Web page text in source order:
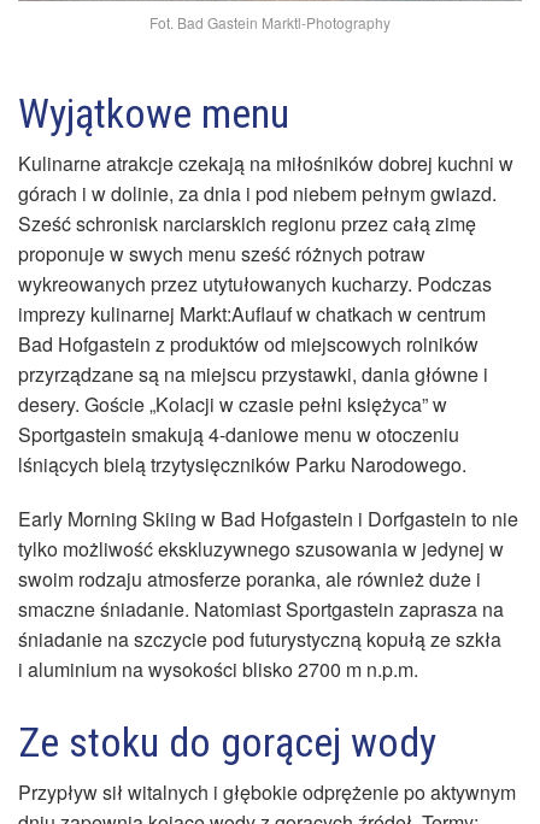
Fot. Bad Gastein Marktl-Photography
Wyjątkowe menu
Kulinarne atrakcje czekają na miłośników dobrej kuchni w
górach i w dolinie, za dnia i pod niebem pełnym gwiazd.
Sześć schronisk narciarskich regionu przez całą zimę
proponuje w swych menu sześć różnych potraw
wykreowanych przez utytułowanych kucharzy. Podczas
imprezy kulinarnej Markt:Auflauf w chatkach w centrum
Bad Hofgastein z produktów od miejscowych rolników
przyrządzane są na miejscu przystawki, dania główne i
desery. Goście „Kolacji w czasie pełni księżyca” w
Sportgastein smakują 4-daniowe menu w otoczeniu
lśniących bielą trzytysięczników Parku Narodowego.
Early Morning Skiing w Bad Hofgastein i Dorfgastein to nie
tylko możliwość ekskluzywnego szusowania w jedynej w
swoim rodzaju atmosferze poranka, ale również duże i
smaczne śniadanie. Natomiast Sportgastein zaprasza na
śniadanie na szczycie pod futurystyczną kopułą ze szkła
i aluminium na wysokości blisko 2700 m n.p.m.
Ze stoku do gorącej wody
Przypływ sił witalnych i głębokie odprężenie po aktywnym